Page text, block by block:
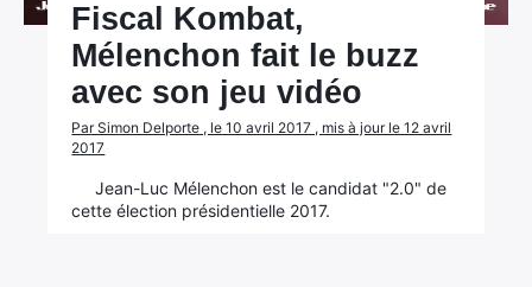
Fiscal Kombat,
Mélenchon fait le buzz
avec son jeu vidéo
Par Simon Delporte , le 10 avril 2017 , mis à jour le 12 avril
2017
Jean-Luc Mélenchon est le candidat "2.0" de
cette élection présidentielle 2017.